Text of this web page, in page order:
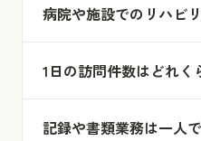
病院や施設でのリハビ
1日の訪問件数はどれく
記録や書類業務は一人